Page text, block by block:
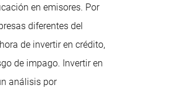
en emisores. Por
diferentes del
de invertir en crédito,
de impago. Invertir en
análisis por